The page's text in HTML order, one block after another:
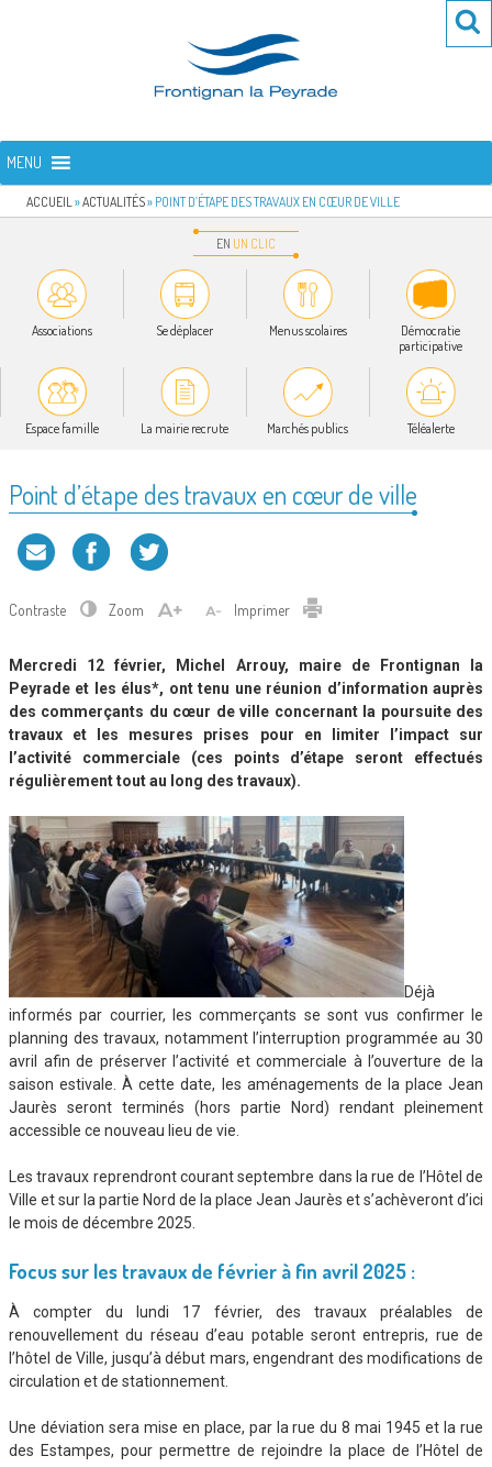
FRONTIGNAN LA PEYRADE
MENU
ACCUEIL »ACTUALITÉS» POINT D’ÉTAPE DES TRAVAUX EN CŒUR DE VILLE
EN UN CLIC
Associations Se déplacer Menus scolaires
Démocratie
participative
Espace famille La mairie recrute Marchés publics Téléalerte
Point d’étape des travaux en cœur de ville
Contraste Zoom Imprimer
Mercredi 12 février, Michel Arrouy, maire de Frontignan la
Peyrade et les élus*, ont tenu une réunion d’information auprès
des commerçants du cœur de ville concernant la poursuite des
travaux et les mesures prises pour en limiter l’impact sur
l’activité commerciale (ces points d’étape seront effectués
régulièrement tout au long des travaux).
Déjà
informés par courrier, les commerçants se sont vus confirmer le
planning des travaux, notamment l’interruption programmée au 30
avril afin de préserver l’activité et commerciale à l’ouverture de la
saison estivale. À cette date, les aménagements de la place Jean
Jaurès seront terminés (hors partie Nord) rendant pleinement
accessible ce nouveau lieu de vie.
Les travaux reprendront courant septembre dans la rue de l’Hôtel de
Ville et sur la partie Nord de la place Jean Jaurès et s’achèveront d’ici
le mois de décembre 2025.
Focus sur les travaux de février à fin avril 2025 :
À compter du lundi 17 février, des travaux préalables de
renouvellement du réseau d’eau potable seront entrepris, rue de
l’hôtel de Ville, jusqu’à début mars, engendrant des modifications de
circulation et de stationnement.
Une déviation sera mise en place, par la rue du 8 mai 1945 et la rue
des Estampes, pour permettre de rejoindre la place de l’Hôtel de